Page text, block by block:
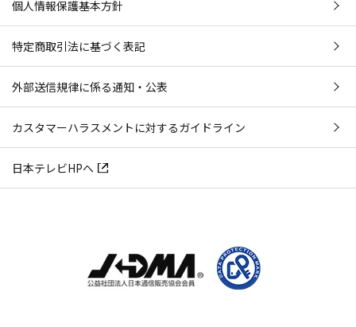
個人情報保護基本方針
特定商取引法に基づく表記
外部送信規律に係る通知・公表
カスタマーハラスメントに対するガイドライン
日本テレビHPへ